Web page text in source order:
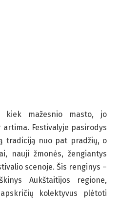
kiek mažesnio masto, jo
Festivalyje pasirodys
tradiciją nuo pat pradžių, o
nauji žmonės, žengiantys
scenoje. Šis renginys –
Aukštaitijos regione,
kolektyvus plėtoti